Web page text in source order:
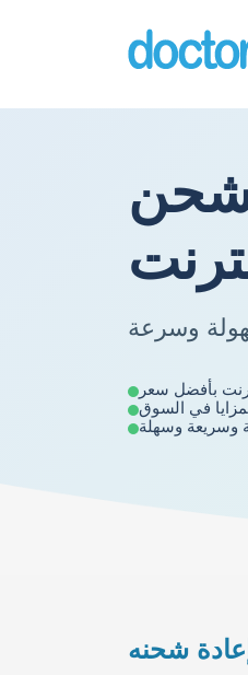
بأفضل سعر
في السوق
وسريعة وسهلة